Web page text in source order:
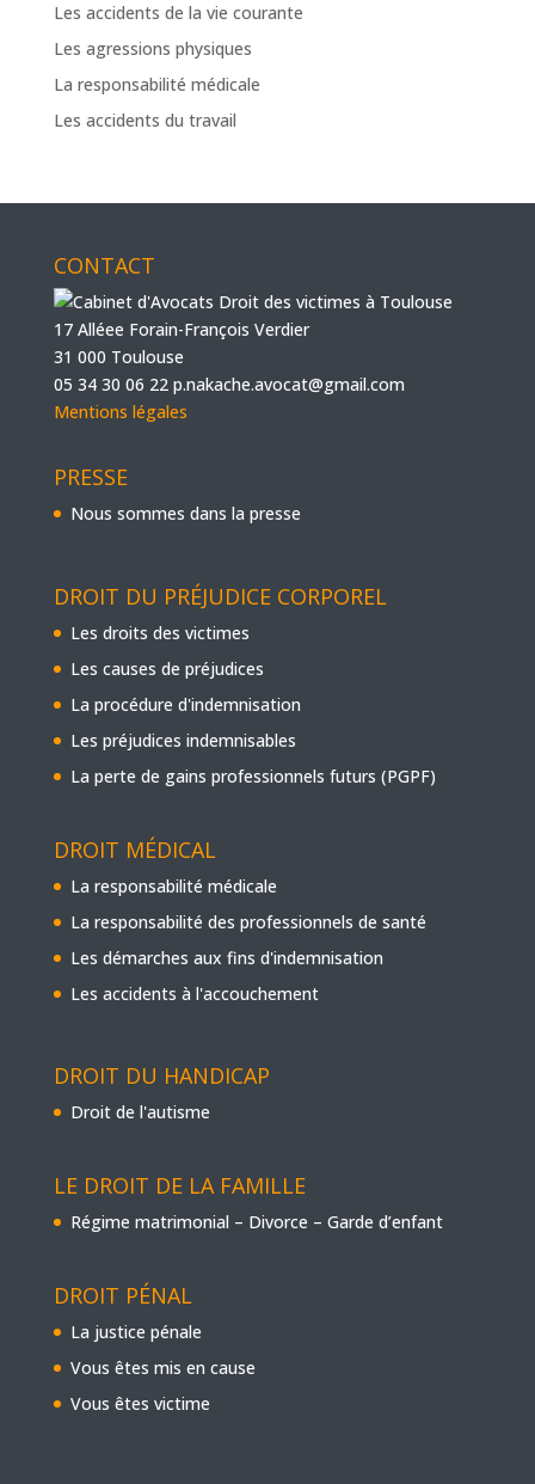
Les accidents de la vie courante
Les agressions physiques
La responsabilité médicale
Les accidents du travail
CONTACT
17 Alléee Forain-François Verdier
31 000 Toulouse
05 34 30 06 22 p.nakache.avocat@gmail.com
Mentions légales
PRESSE
Nous sommes dans la presse
DROIT DU PRÉJUDICE CORPOREL
Les droits des victimes
Les causes de préjudices
La procédure d'indemnisation
Les préjudices indemnisables
La perte de gains professionnels futurs (PGPF)
DROIT MÉDICAL
La responsabilité médicale
La responsabilité des professionnels de santé
Les démarches aux fins d'indemnisation
Les accidents à l'accouchement
DROIT DU HANDICAP
Droit de l'autisme
LE DROIT DE LA FAMILLE
Régime matrimonial – Divorce – Garde d’enfant
DROIT PÉNAL
La justice pénale
Vous êtes mis en cause
Vous êtes victime